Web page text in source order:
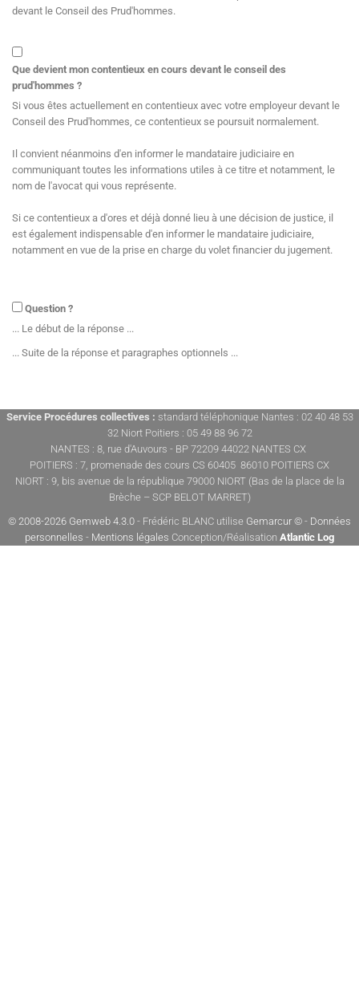
devant le Conseil des Prud'hommes.
Que devient mon contentieux en cours devant le conseil des
prud'hommes ?
Si vous êtes actuellement en contentieux avec votre employeur devant le
Conseil des Prud'hommes, ce contentieux se poursuit normalement.
Il convient néanmoins d'en informer le mandataire judiciaire en
communiquant toutes les informations utiles à ce titre et notamment, le
nom de l'avocat qui vous représente.
Si ce contentieux a d'ores et déjà donné lieu à une décision de justice, il
est également indispensable d'en informer le mandataire judiciaire,
notamment en vue de la prise en charge du volet financier du jugement.
Question ?
... Le début de la réponse ...
... Suite de la réponse et paragraphes optionnels ...
Service Procédures collectives : standard téléphonique Nantes : 02 40 48 53
32 Niort Poitiers : 05 49 88 96 72
NANTES : 8, rue d'Auvours - BP 72209 44022 NANTES CX
POITIERS : 7, promenade des cours CS 60405 86010 POITIERS CX
NIORT : 9, bis avenue de la république 79000 NIORT (Bas de la place de la
Brèche – SCP BELOT MARRET)
© 2008-2026 Gemweb 4.3.0 - Frédéric BLANC utilise Gemarcur © - Données
personnelles - Mentions légales Conception/Réalisation Atlantic Log